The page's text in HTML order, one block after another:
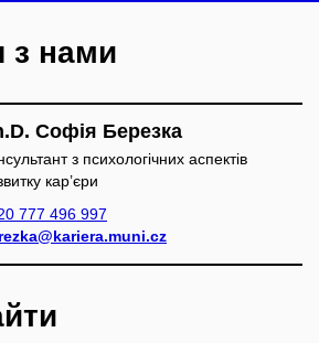
з нами
Софія Березка
з психологічних аспектів
кар’єри
777 496 997